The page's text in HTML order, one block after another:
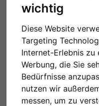
wichtig
Diese Website
Targeting
Internet-Erlebnis zu
Werbung, die Sie
Bedürfnisse
nutzen wir
messen, um zu
Holzrahmen
Format: 30x45
← Zurück 1 2 3 4